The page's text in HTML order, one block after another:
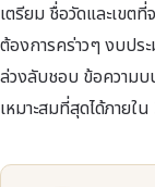
เตรียม ชื่อวัดและเขต
ต้องการคร่าวๆ งบปร
ล่วงลับชอบ ข้อความบ
เหมาะสมที่สุดได้ภายใ